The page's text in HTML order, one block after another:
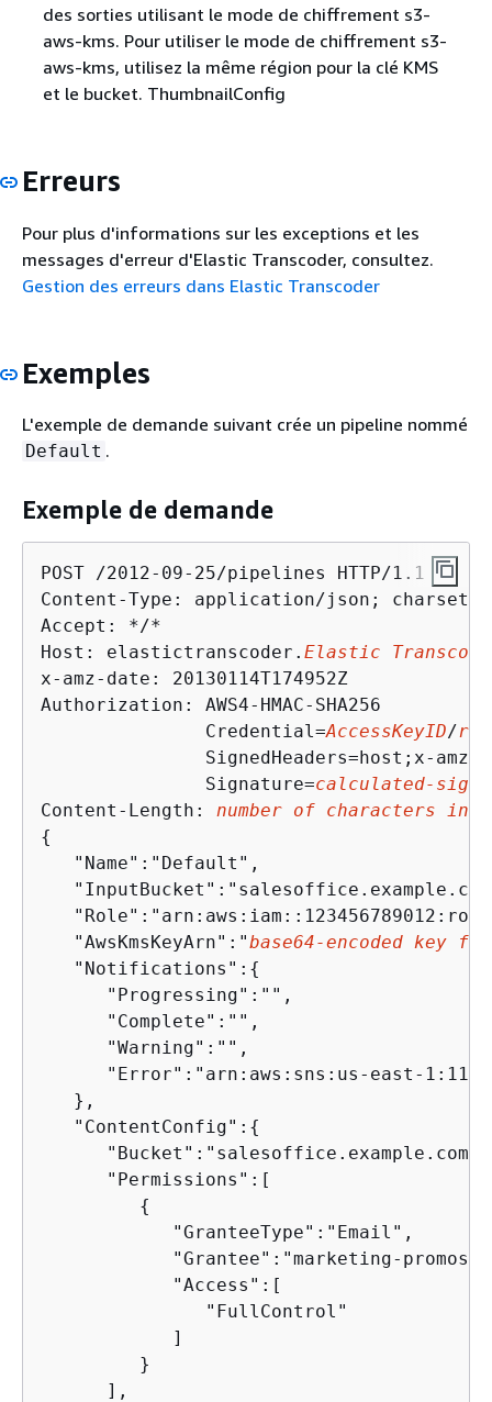
des sorties utilisant le mode de chiffrement s3-
aws-kms. Pour utiliser le mode de chiffrement s3-
aws-kms, utilisez la même région pour la clé KMS
et le bucket. ThumbnailConfig
Erreurs
Pour plus d'informations sur les exceptions et les
messages d'erreur d'Elastic Transcoder, consultez.
Gestion des erreurs dans Elastic Transcoder
Exemples
L'exemple de demande suivant crée un pipeline nommé
Default .
Exemple de demande
POST /2012-09-25/pipelines HTTP/1.1
Content-Type: application/json;
Accept: */*
Host: elastictranscoder. Elastic
x-amz-date: 20130114T174952Z
Authorization: AWS4-HMAC-SHA256
               Credential=
AccessKeyID/
SignedHeaders=host;x-amz-
               Signature=
calculated-
Content-Length: number of characters in
{
   "Name":"Default",
   "AwsKmsKeyArn":"
base64-encoded key
   "Notifications":
{
      "Progressing":"",
      "Complete":"",
      "Warning":"",
"Error":"arn:aws:sns:us-east-
   },
   "ContentConfig":
{
"Bucket":"salesoffice.example.com-
      "Permissions":[
{
            "GranteeType":"Email",
"Grantee":"marketing-
            "Access":[
               "FullControl"
            ]
         }
      ],